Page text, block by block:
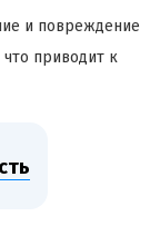
и повреждение
приводит к